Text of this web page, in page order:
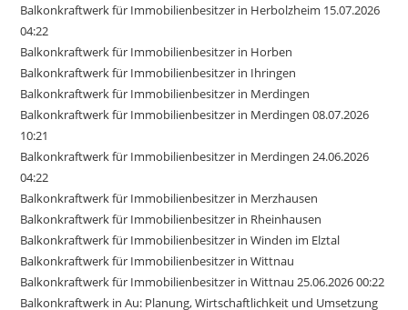
Balkonkraftwerk für Immobilienbesitzer in Herbolzheim 15.07.2026
04:22
Balkonkraftwerk für Immobilienbesitzer in Horben
Balkonkraftwerk für Immobilienbesitzer in Ihringen
Balkonkraftwerk für Immobilienbesitzer in Merdingen
Balkonkraftwerk für Immobilienbesitzer in Merdingen 08.07.2026
10:21
Balkonkraftwerk für Immobilienbesitzer in Merdingen 24.06.2026
04:22
Balkonkraftwerk für Immobilienbesitzer in Merzhausen
Balkonkraftwerk für Immobilienbesitzer in Rheinhausen
Balkonkraftwerk für Immobilienbesitzer in Winden im Elztal
Balkonkraftwerk für Immobilienbesitzer in Wittnau
Balkonkraftwerk für Immobilienbesitzer in Wittnau 25.06.2026 00:22
Balkonkraftwerk in Au: Planung, Wirtschaftlichkeit und Umsetzung